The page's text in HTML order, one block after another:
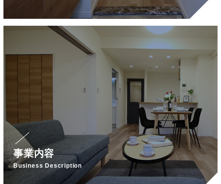
事業内容
Business Description